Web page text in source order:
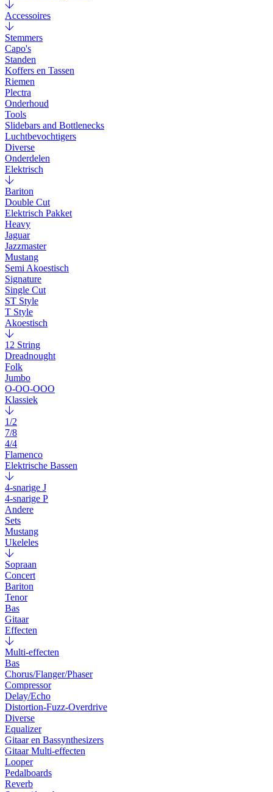
Accessoires
Stemmers
Capo's
Standen
Koffers en Tassen
Riemen
Plectra
Onderhoud
Tools
Slidebars and Bottlenecks
Luchtbevochtigers
Diverse
Onderdelen
Elektrisch
Bariton
Double Cut
Elektrisch Pakket
Heavy
Jaguar
Jazzmaster
Mustang
Semi Akoestisch
Signature
Single Cut
ST Style
T Style
Akoestisch
12 String
Dreadnought
Folk
Jumbo
O-OO-OOO
Klassiek
1/2
7/8
4/4
Flamenco
Elektrische Bassen
4-snarige J
4-snarige P
Andere
Sets
Mustang
Ukeleles
Sopraan
Concert
Bariton
Tenor
Bas
Gitaar
Effecten
Multi-effecten
Bas
Chorus/Flanger/Phaser
Compressor
Delay/Echo
Distortion-Fuzz-Overdrive
Diverse
Equalizer
Gitaar en Bassynthesizers
Gitaar Multi-effecten
Looper
Pedalboards
Reverb